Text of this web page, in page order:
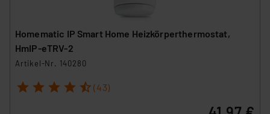
Homematic IP Smart Home Heizkörperthermostat,
HmIP-eTRV-2
Artikel-Nr. 140280
1 2 3 4 5 (43)